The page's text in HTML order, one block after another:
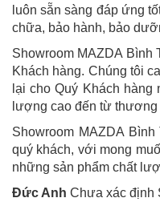
luôn sẵn sàng đáp ứng
chữa, bảo hành, bảo
Showroom MAZDA Bình
Khách hàng. Chúng tôi
lại cho Quý Khách
lượng cao đến từ thương
Showroom MAZDA
quý khách, với mong
những sản phẩm chất
Đức Anh Chưa xác định